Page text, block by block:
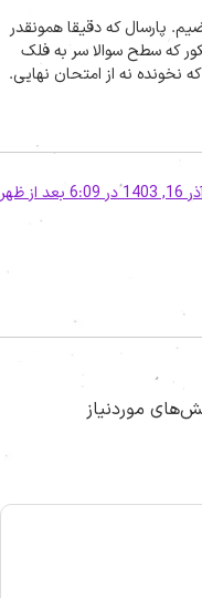
پارسال که دقیقا همونقدر
که سطح سوالا سر به فلک
نه از امتحان نهایی.
در 6:09 بعد از ظهر
موردنیاز